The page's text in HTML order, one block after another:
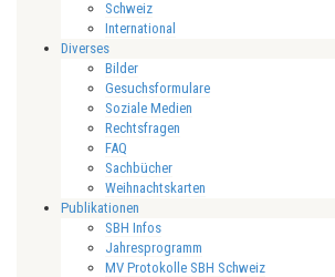
Schweiz
International
Diverses
Bilder
Gesuchsformulare
Soziale Medien
Rechtsfragen
FAQ
Sachbücher
Weihnachtskarten
Publikationen
SBH Infos
Jahresprogramm
MV Protokolle SBH Schweiz